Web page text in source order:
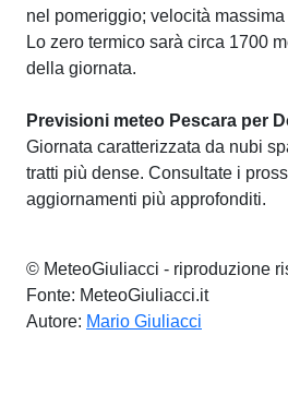
nel pomeriggio; velocità
Lo zero termico sarà circa 1700
della giornata.
Previsioni meteo Pescara per
Giornata caratterizzata da nubi
tratti più dense. Consultate i
aggiornamenti più approfonditi.
© MeteoGiuliacci - riproduzione
Fonte: MeteoGiuliacci.it
Autore: Mario Giuliacci